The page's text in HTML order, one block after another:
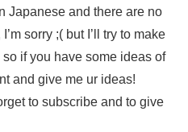
Japanese and there are no
sorry ;( but I’ll try to make
if you have some ideas of
and give me ur ideas!
to subscribe and to give